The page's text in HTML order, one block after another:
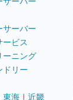
サーバー
ービス
ーニング
ドリー
東海 ｜ 近畿